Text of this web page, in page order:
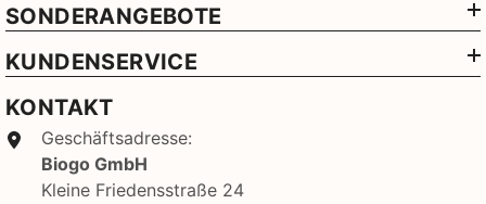
SONDERANGEBOTE
KUNDENSERVICE
KONTAKT
Geschäftsadresse:
Biogo GmbH
Kleine Friedensstraße 24